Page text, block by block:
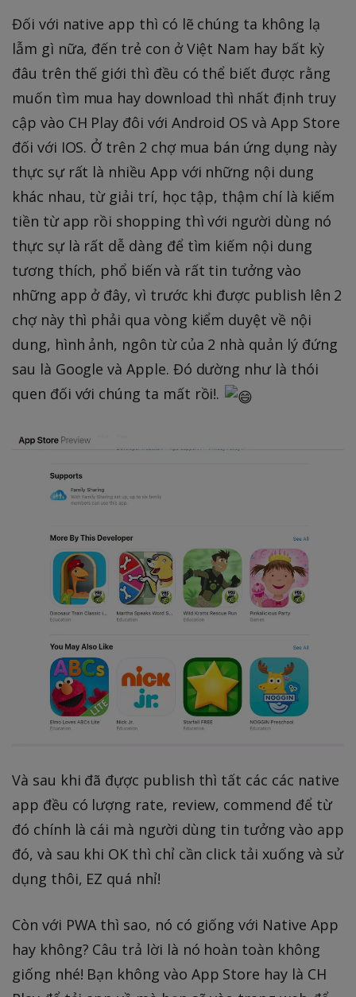
Đối với native app thì có lẽ chúng ta không lạ
lẫm gì nữa, đến trẻ con ở Việt Nam hay bất kỳ
đâu trên thế giới thì đều có thể biết được rằng
muốn tìm mua hay download thì nhất định truy
cập vào CH Play đôi với Android OS và App Store
đối với IOS. Ở trên 2 chợ mua bán ứng dụng này
thực sự rất là nhiều App với những nội dung
khác nhau, từ giải trí, học tập, thậm chí là kiếm
tiền từ app rồi shopping thì với người dùng nó
thực sự là rất dễ dàng để tìm kiếm nội dung
tương thích, phổ biến và rất tin tưởng vào
những app ở đây, vì trước khi được publish lên 2
chợ này thì phải qua vòng kiểm duyệt về nội
dung, hình ảnh, ngôn từ của 2 nhà quản lý đứng
sau là Google và Apple. Đó dường như là thói
quen đối với chúng ta mất rồi!.
Và sau khi đã đựợc publish thì tất các các native
app đều có lượng rate, review, commend để từ
đó chính là cái mà người dùng tin tưởng vào app
đó, và sau khi OK thì chỉ cần click tải xuống và sử
dụng thôi, EZ quá nhỉ!
Còn với PWA thì sao, nó có giống với Native App
hay không? Câu trả lời là nó hoàn toàn không
giống nhé! Bạn không vào App Store hay là CH